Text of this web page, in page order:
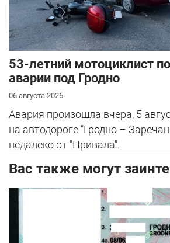
53-летний мотоциклист
аварии под Гродно
06 августа 2026
Авария произошла вчера, 5
на автодороге "Гродно –
недалеко от "Привала".
Вас также могут